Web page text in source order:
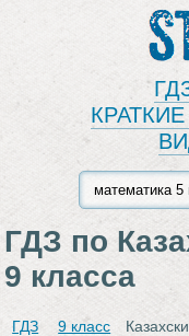
ГДЗ по
9 класса
ГДЗ 9 класс